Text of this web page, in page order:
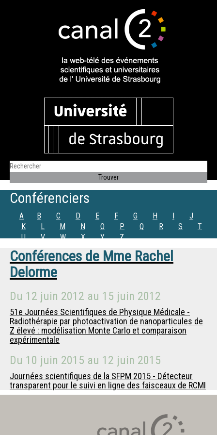
Conférenciers
A B C D E F G H I
J
K
L M N O P Q R S
T
U
V W X Y Z
Conférences de Mme Rachel
Delorme
Du 12 juin 2012 au 15 juin 2012
51e Journées Scientifiques de Physique Médicale -
Radiothérapie par photoactivation de nanoparticules de
Z élevé : modélisation Monte Carlo et comparaison
expérimentale
Du 10 juin 2015 au 12 juin 2015
Journées scientifiques de la SFPM 2015 - Détecteur
transparent pour le suivi en ligne des faisceaux de RCMI